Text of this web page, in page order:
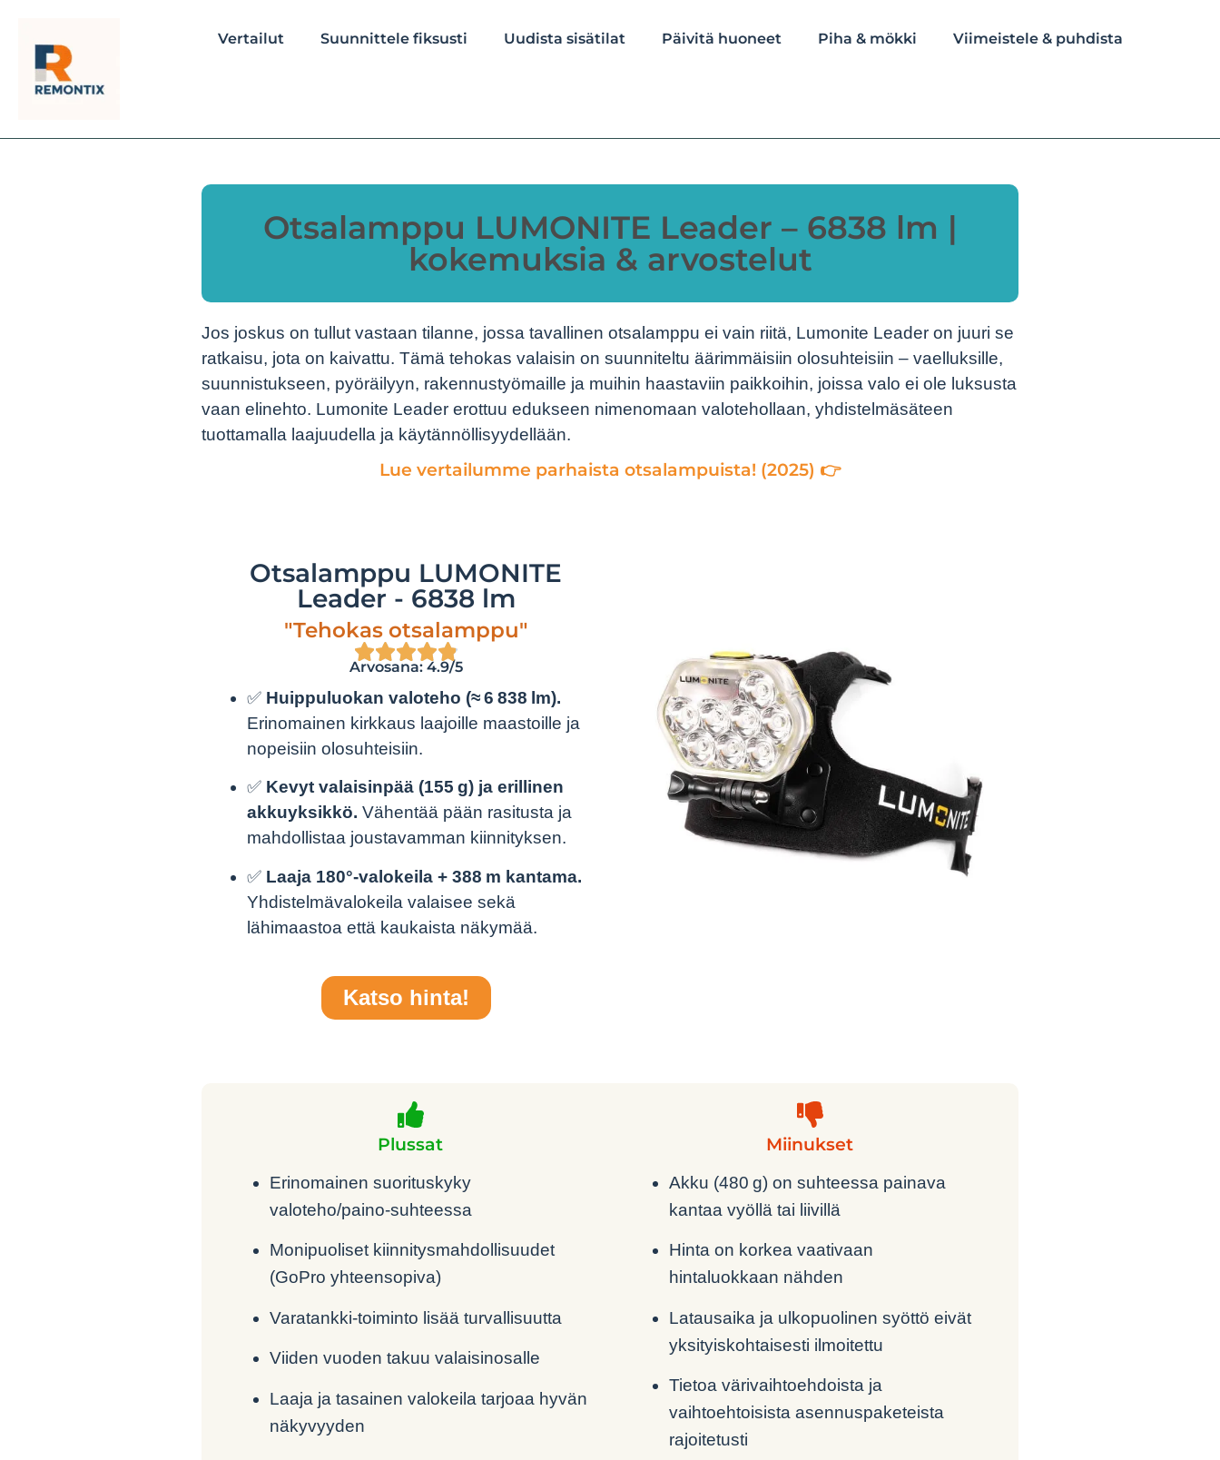
Vertailut Suunnittele fiksusti Uudista sisätilat Päivitä huoneet Piha & mökki Viimeistele & puhdista
Otsalamppu LUMONITE Leader – 6838 lm |
kokemuksia & arvostelut
Jos joskus on tullut vastaan tilanne, jossa tavallinen otsalamppu ei vain riitä, Lumonite Leader on juuri se
ratkaisu, jota on kaivattu. Tämä tehokas valaisin on suunniteltu äärimmäisiin olosuhteisiin – vaelluksille,
suunnistukseen, pyöräilyyn, rakennustyömaille ja muihin haastaviin paikkoihin, joissa valo ei ole luksusta
vaan elinehto. Lumonite Leader erottuu edukseen nimenomaan valotehollaan, yhdistelmäsäteen
tuottamalla laajuudella ja käytännöllisyydellään.
Lue vertailumme parhaista otsalampuista! (2025) 👉
Otsalamppu LUMONITE
Leader - 6838 lm
"Tehokas otsalamppu"
Arvosana: 4.9/5
✅ Huippuluokan valoteho (≈ 6 838 lm).
Erinomainen kirkkaus laajoille maastoille ja
nopeisiin olosuhteisiin.
✅ Kevyt valaisinpää (155 g) ja erillinen
akkuyksikkö. Vähentää pään rasitusta ja
mahdollistaa joustavamman kiinnityksen.
✅ Laaja 180°‑valokeila + 388 m kantama.
Yhdistelmävalokeila valaisee sekä
lähimaastoa että kaukaista näkymää.
Katso hinta!
Plussat
Erinomainen suorituskyky
valoteho/paino‑suhteessa
Monipuoliset kiinnitysmahdollisuudet
(GoPro yhteensopiva)
Varatankki‑toiminto lisää turvallisuutta
Viiden vuoden takuu valaisinosalle
Laaja ja tasainen valokeila tarjoaa hyvän
näkyvyyden
Miinukset
Akku (480 g) on suhteessa painava
kantaa vyöllä tai liivillä
Hinta on korkea vaativaan
hintaluokkaan nähden
Latausaika ja ulkopuolinen syöttö eivät
yksityiskohtaisesti ilmoitettu
Tietoa värivaihtoehdoista ja
vaihtoehtoisista asennuspaketeista
rajoitetusti